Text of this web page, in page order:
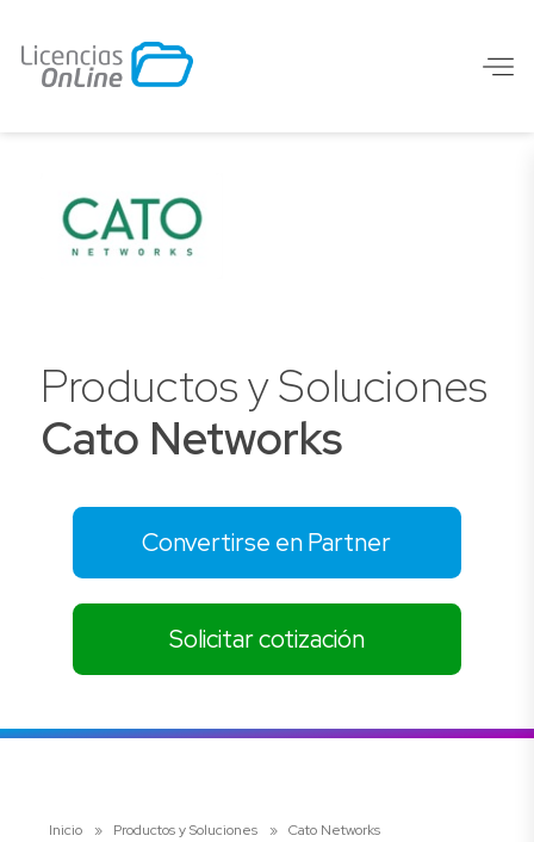
Productos y Soluciones
Cato Networks
Convertirse en Partner
Solicitar cotización
Inicio » Productos y Soluciones » Cato Networks